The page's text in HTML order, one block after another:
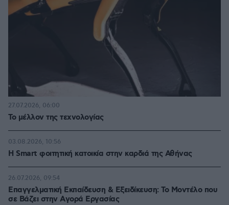
Το μέλλον της τεχνολογίας
27.07.2026, 06:00
Η Smart φοιτητική κατοικία στην καρδιά της Αθήνας
03.08.2026, 10:56
Επαγγελματική Εκπαίδευση & Εξειδίκευση: Το Mοντέλο που
σε Bάζει στην Aγορά Eργασίας
26.07.2026, 09:54